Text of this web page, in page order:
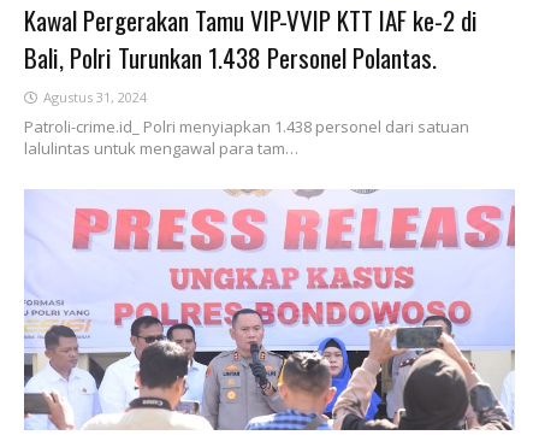
Kawal Pergerakan Tamu VIP-VVIP KTT IAF ke-2 di
Bali, Polri Turunkan 1.438 Personel Polantas.
Agustus 31, 2024
Patroli-crime.id_ Polri menyiapkan 1.438 personel dari satuan
lalulintas untuk mengawal para tam…